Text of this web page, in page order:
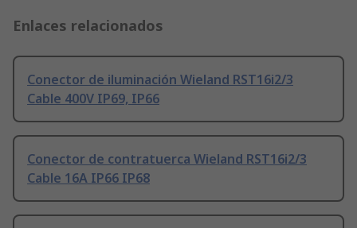
Enlaces relacionados
Conector de iluminación Wieland RST16i2/3
Cable 400V IP69, IP66
Conector de contratuerca Wieland RST16i2/3
Cable 16A IP66 IP68